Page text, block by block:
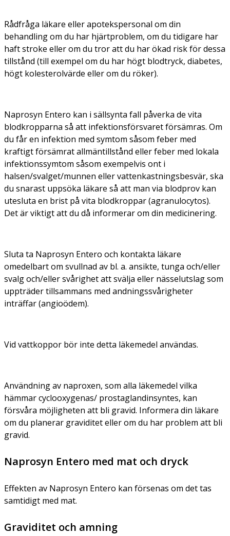
Rådfråga läkare eller apotekspersonal om din
behandling om du har hjärtproblem, om du tidigare har
haft stroke eller om du tror att du har ökad risk för dessa
tillstånd (till exempel om du har högt blodtryck, diabetes,
högt kolesterolvärde eller om du röker).
Naprosyn Entero kan i sällsynta fall påverka de vita
blodkropparna så att infektionsförsvaret försämras. Om
du får en infektion med symtom såsom feber med
kraftigt försämrat allmäntillstånd eller feber med lokala
infektionssymtom såsom exempelvis ont i
halsen/svalget/munnen eller vattenkastningsbesvär, ska
du snarast uppsöka läkare så att man via blodprov kan
utesluta en brist på vita blodkroppar (agranulocytos).
Det är viktigt att du då informerar om din medicinering.
Sluta ta Naprosyn Entero och kontakta läkare
omedelbart om svullnad av bl. a. ansikte, tunga och/eller
svalg och/eller svårighet att svälja eller nässelutslag som
uppträder tillsammans med andningssvårigheter
inträffar (angioödem).
Vid vattkoppor bör inte detta läkemedel användas.
Användning av naproxen, som alla läkemedel vilka
hämmar cyclooxygenas/ prostaglandinsyntes, kan
försvåra möjligheten att bli gravid. Informera din läkare
om du planerar graviditet eller om du har problem att bli
gravid.
Naprosyn Entero med mat och dryck
Effekten av Naprosyn Entero kan försenas om det tas
samtidigt med mat.
Graviditet och amning